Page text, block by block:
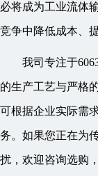
必将成为工业流体
竞争中降低成本、
我司专注于
的生产工艺与严格
可根据企业实际需
务。如果您正在为
扰，欢迎咨询选购